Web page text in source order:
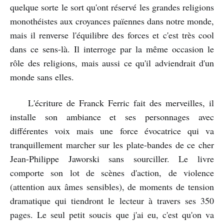
quelque sorte le sort qu'ont réservé les grandes religions
monothéistes aux croyances païennes dans notre monde,
mais il renverse l'équilibre des forces et c'est très cool
dans ce sens-là. Il interroge par la même occasion le
rôle des religions, mais aussi ce qu'il adviendrait d'un
monde sans elles.
L'écriture de Franck Ferric fait des merveilles, il
installe son ambiance et ses personnages avec
différentes voix mais une force évocatrice qui va
tranquillement marcher sur les plate-bandes de ce cher
Jean-Philippe Jaworski sans sourciller. Le livre
comporte son lot de scènes d'action, de violence
(attention aux âmes sensibles), de moments de tension
dramatique qui tiendront le lecteur à travers ses 350
pages. Le seul petit soucis que j'ai eu, c'est qu'on va